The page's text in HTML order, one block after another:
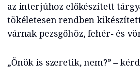
az interjúhoz előkészített
tökéletesen rendben
várnak pezsgőhöz, fehér- és
„Önök is szeretik, nem?” –